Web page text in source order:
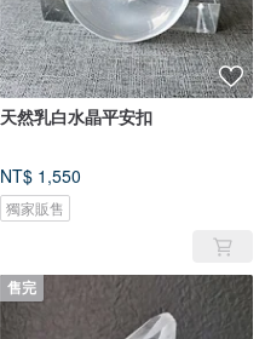
天然乳白水晶平安扣
NT$ 1,550
獨家販售
售完